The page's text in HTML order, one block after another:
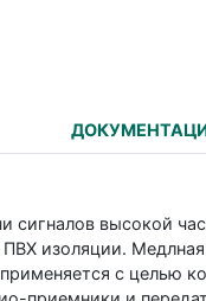
сигналов высокой
изоляции.
с целью